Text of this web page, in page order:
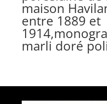
maison
entre 1889 et
marli doré